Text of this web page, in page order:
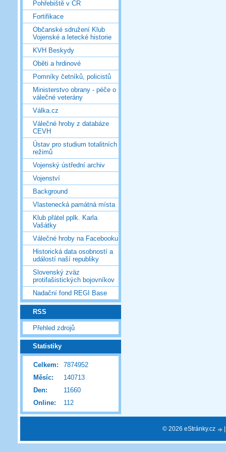
Pohřebiště v ČR
Fortifikace
Občanské sdružení Klub
Vojenské a letecké historie
KVH Beskydy
Oběti a hrdinové
Pomníky četníků, policistů
Ministerstvo obrany - péče o
válečné veterány
Válka.cz
Válečné hroby z databáze
CEVH
Ústav pro studium totalitních
režimů
Vojenský ústřední archiv
Vojenství
Background
Vlastenecká památná místa
Klub přátel pplk. Karla
Vašátky
Válečné hroby na Facebooku
Historická data osobností a
událostí naší republiky
Slovenský zväz
protifašistických bojovníkov
Nadační fond REGI Base
RSS
Přehled zdrojů
Statistiky
Online: 112
Celkem:
7874952
Měsíc:
140713
Den:
11660
© 2026 eStránky.cz